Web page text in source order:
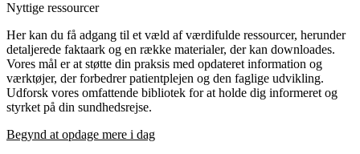
Nyttige ressourcer
Her kan du få adgang til et væld af værdifulde ressourcer, herunder
detaljerede faktaark og en række materialer, der kan downloades.
Vores mål er at støtte din praksis med opdateret information og
værktøjer, der forbedrer patientplejen og den faglige udvikling.
Udforsk vores omfattende bibliotek for at holde dig informeret og
styrket på din sundhedsrejse.
Begynd at opdage mere i dag